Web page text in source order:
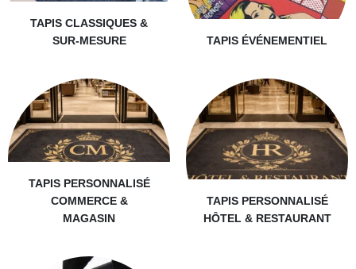
TAPIS CLASSIQUES &
SUR-MESURE
TAPIS ÉVÉNEMENTIEL
TAPIS PERSONNALISÉ
COMMERCE &
MAGASIN
TAPIS PERSONNALISÉ
HÔTEL & RESTAURANT